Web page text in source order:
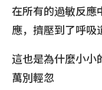
在所有的過敏反應
應，擠壓到了呼吸
這也是為什麼小小
萬別輕忽